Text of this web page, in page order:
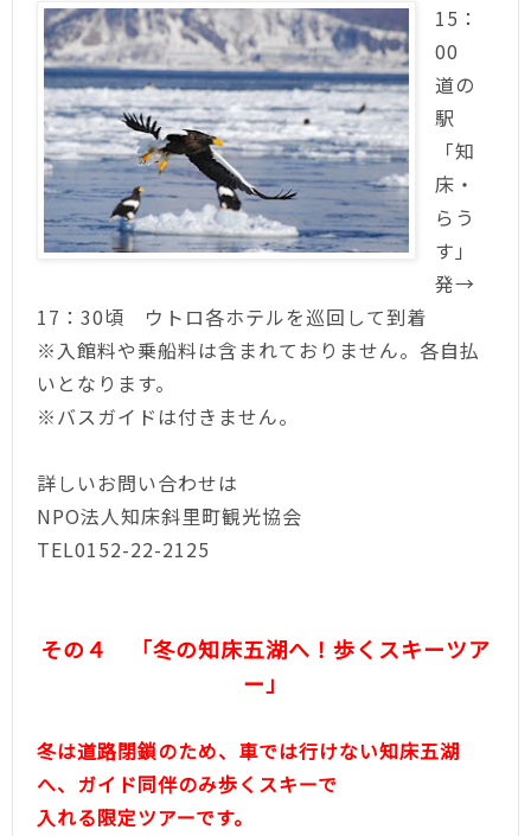
15：
00
道の
駅
「知
床・
らう
す」
発→
17：30頃 ウトロ各ホテルを巡回して到着
※入館料や乗船料は含まれておりません。各自払
いとなります。
※バスガイドは付きません。
詳しいお問い合わせは
NPO法人知床斜里町観光協会
TEL0152-22-2125
その４ 「冬の知床五湖へ！歩くスキーツア
ー」
冬は道路閉鎖のため、車では行けない知床五湖
へ、ガイド同伴のみ歩くスキーで
入れる限定ツアーです。